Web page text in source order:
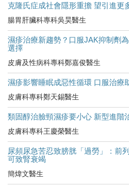
克隆氏症成社會隱形重擔 望引進更
腸胃肝臟科專科吳昊醫生
濕疹治療新趨勢？口服JAK抑制劑
選擇
皮膚及性病科專科鄭嘉俊醫生
濕疹影響睡眠成惡性循環 口服治療
皮膚科專科鄭天錫醫生
類固醇治臉頸濕疹要小心 新型進階
皮膚科專科王慶榮醫生
尿頻尿急苦忍致膀胱「過勞」：前
可致腎衰竭
簡煒文醫生